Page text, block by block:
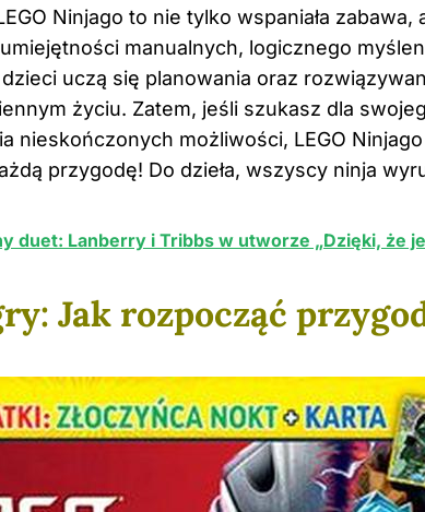
Ninjago to nie tylko wspaniała zabawa,
manualnych, logicznego
uczą się planowania oraz
życiu. Zatem, jeśli szukasz dla
nieskończonych możliwości, LEGO
przygodę! Do dzieła, wszyscy ninja
duet: Lanberry i Tribbs w utworze „Dzięki, że
Jak rozpocząć